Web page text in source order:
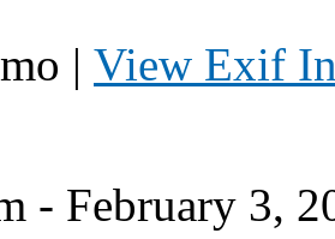
| View Exif
- February 3,